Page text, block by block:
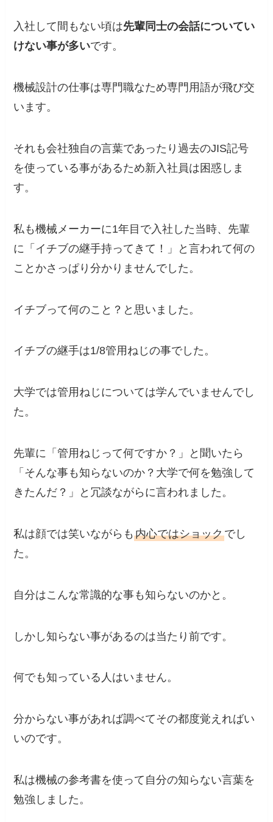
入社して間もない頃は先輩同士の会話についてい
けない事が多いです。
機械設計の仕事は専門職なため専門用語が飛び交
います。
それも会社独自の言葉であったり過去のJIS記号
を使っている事があるため新入社員は困惑しま
す。
私も機械メーカーに1年目で入社した当時、先輩
に「イチブの継手持ってきて！」と言われて何の
ことかさっぱり分かりませんでした。
イチブって何のこと？と思いました。
イチブの継手は1/8管用ねじの事でした。
大学では管用ねじについては学んでいませんでし
た。
先輩に「管用ねじって何ですか？」と聞いたら
「そんな事も知らないのか？大学で何を勉強して
きたんだ？」と冗談ながらに言われました。
私は顔では笑いながらも内心ではショックでし
た。
自分はこんな常識的な事も知らないのかと。
しかし知らない事があるのは当たり前です。
何でも知っている人はいません。
分からない事があれば調べてその都度覚えればい
いのです。
私は機械の参考書を使って自分の知らない言葉を
勉強しました。